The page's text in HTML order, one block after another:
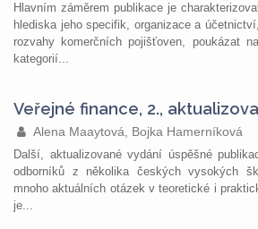
Hlavním záměrem publikace je
hlediska jeho specifik, organizace a
rozvahy komerčních pojišťoven, poukázat
kategorií...
Veřejné finance, 2.,
Alena Maaytová, Bojka Hamerníková
Další, aktualizované vydání úspěšné
odborníků z několika českých vysokých
mnoho aktuálních otázek v teoretické i
je...